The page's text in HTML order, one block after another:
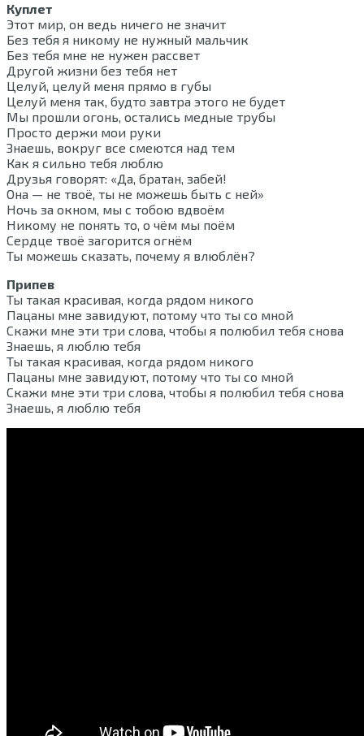
Куплет
Этот мир, он ведь ничего не значит
Без тебя я никому не нужный мальчик
Без тебя мне не нужен рассвет
Другой жизни без тебя нет
Целуй, целуй меня прямо в губы
Целуй меня так, будто завтра этого не будет
Мы прошли огонь, остались медные трубы
Просто держи мои руки
Знаешь, вокруг все смеются над тем
Как я сильно тебя люблю
Друзья говорят: «Да, братан, забей!
Она — не твоё, ты не можешь быть с ней»
Ночь за окном, мы с тобою вдвоём
Никому не понять то, о чём мы поём
Сердце твоё загорится огнём
Ты можешь сказать, почему я влюблён?
Припев
Ты такая красивая, когда рядом никого
Пацаны мне завидуют, потому что ты со мной
Скажи мне эти три слова, чтобы я полюбил тебя снова
Знаешь, я люблю тебя
Ты такая красивая, когда рядом никого
Пацаны мне завидуют, потому что ты со мной
Скажи мне эти три слова, чтобы я полюбил тебя снова
Знаешь, я люблю тебя